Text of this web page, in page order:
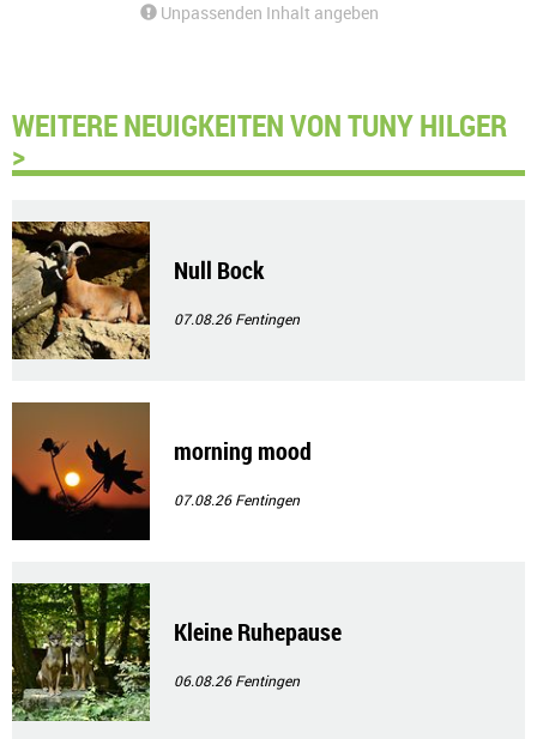
Unpassenden Inhalt angeben
WEITERE NEUIGKEITEN VON TUNY HILGER
>
Null Bock
07.08.26Fentingen
morning mood
07.08.26Fentingen
Kleine Ruhepause
06.08.26Fentingen